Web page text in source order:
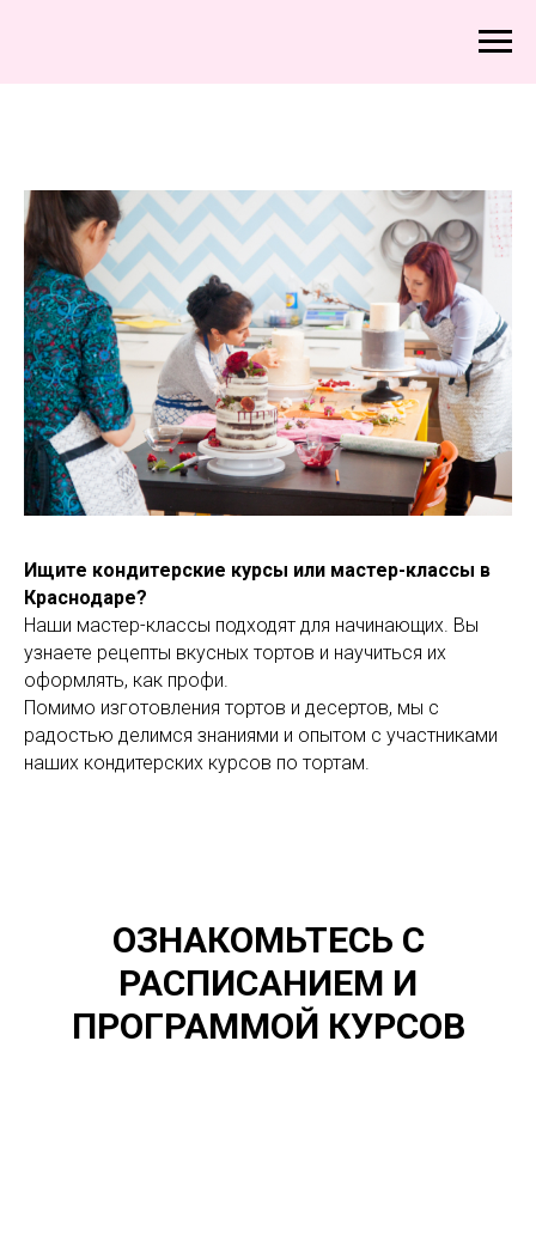
Ищите кондитерские курсы или мастер-классы в
Краснодаре?
Наши мастер-классы подходят для начинающих. Вы
узнаете рецепты вкусных тортов и научиться их
оформлять, как профи.
Помимо изготовления тортов и десертов, мы с
радостью делимся знаниями и опытом с участниками
наших кондитерских курсов по тортам.
ОЗНАКОМЬТЕСЬ С
РАСПИСАНИЕМ И
ПРОГРАММОЙ КУРСОВ